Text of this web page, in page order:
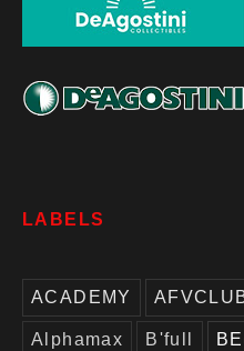
LABELS
ACADEMY
Alphamax B'full